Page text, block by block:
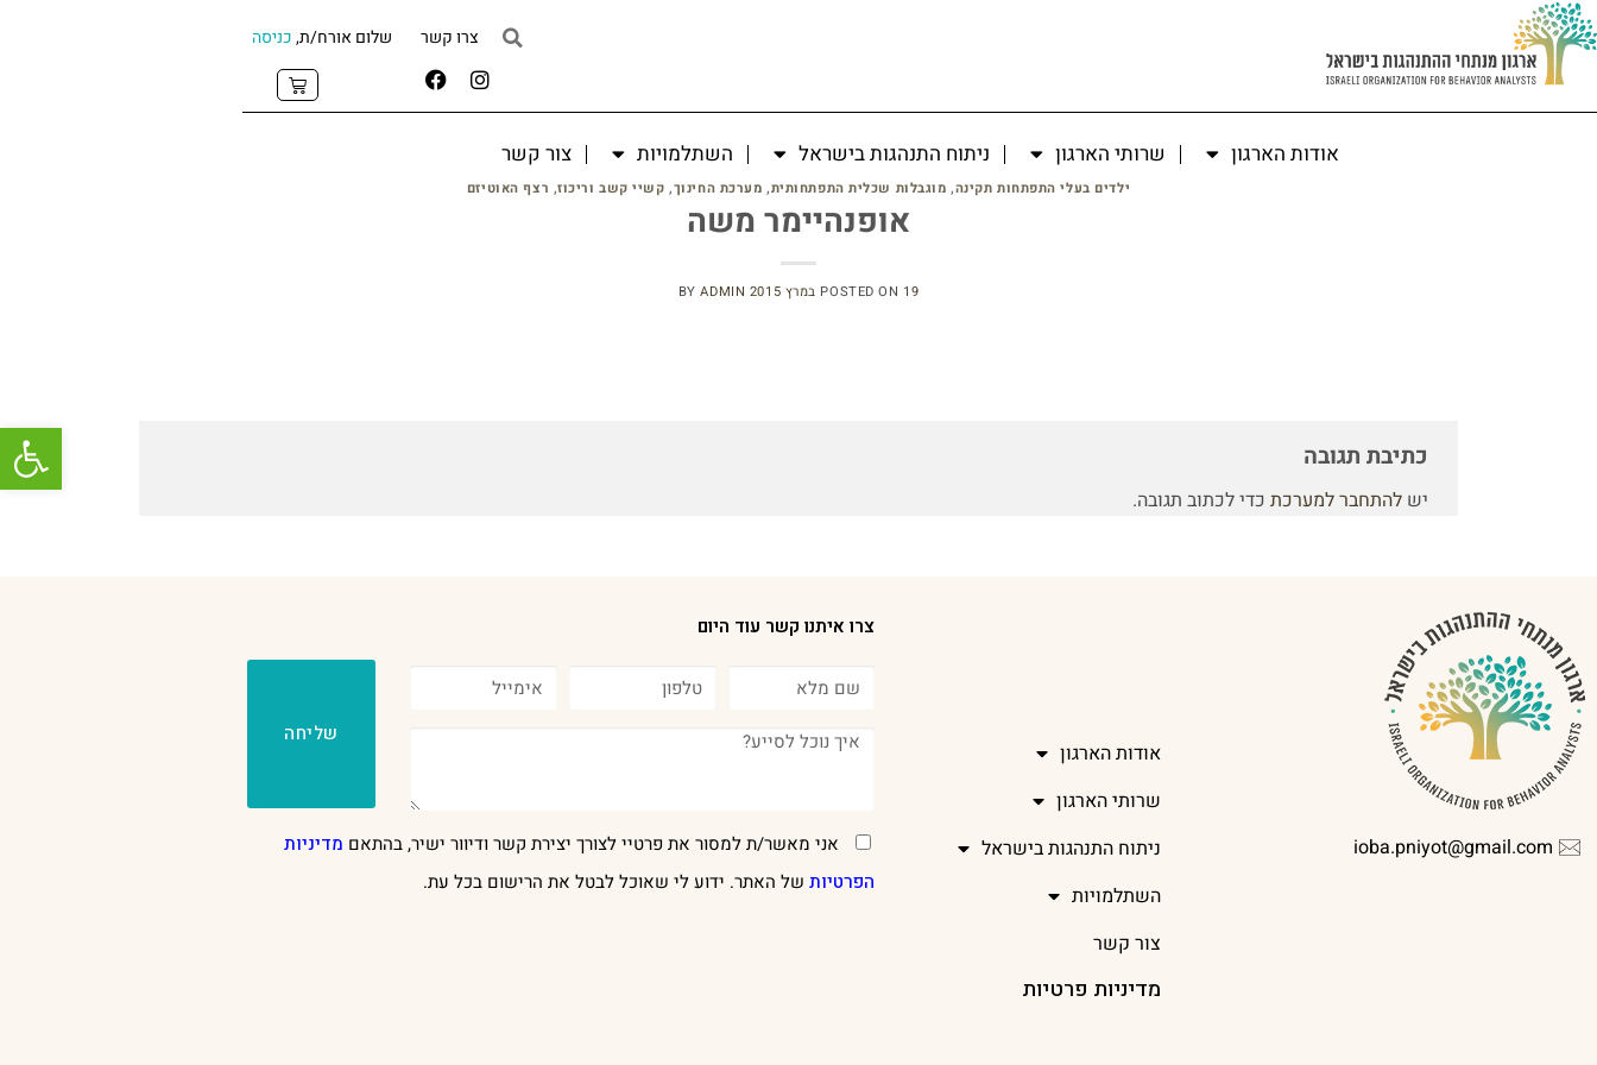
צרו קשר שלום אורח/ת,כניסה
אודות הארגון שרותי הארגון ניתוח התנהגות בישראל השתלמויות צור קשר
ילדים בעלי התפתחות תקינה, מוגבלות שכלית התפתחותית, מערכת החינוך, קשיי קשב וריכוז, רצף האוטיזם
אופנהיימר משה
POSTED ON 19 במרץ 2015 BYADMIN
כתיבת תגובה
יש להתחבר למערכת כדי לכתוב תגובה.
ioba.pniyot@gmail.com
אודות הארגון
שרותי הארגון
ניתוח התנהגות בישראל
השתלמויות
צור קשר
מדיניות פרטיות
צרו איתנו קשר עוד היום
אני מאשר/ת למסור את פרטיי לצורך יצירת קשר ודיוור ישיר, בהתאם מדיניות
הפרטיותשל האתר. ידוע לי שאוכל לבטל את הרישום בכל עת.
שליחה